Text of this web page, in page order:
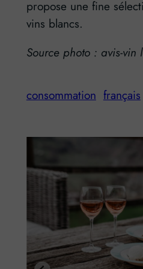
propose une fine
vins blancs.
Source photo : avis-vin
consommation français